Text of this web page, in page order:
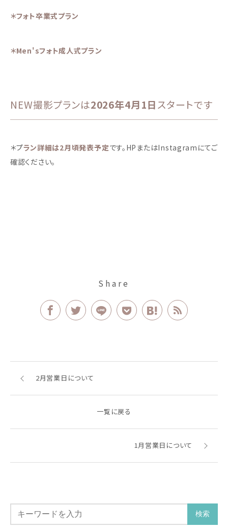
＊フォト卒業式プラン
＊Men'sフォト成人式プラン
NEW撮影プランは2026年4月1日スタートです
＊プラン詳細は2月頃発表予定です。HPまたはInstagramにてご
確認ください。
Share
2月営業日について
一覧に戻る
1月営業日について